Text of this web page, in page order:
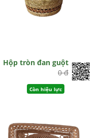
Hộp tròn đan guột
0 đ
Còn hiệu lực